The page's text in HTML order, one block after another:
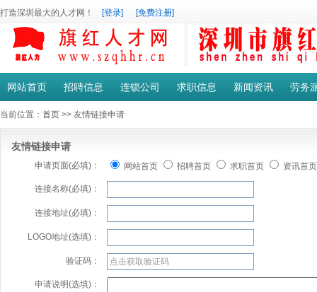
打造深圳最大的人才网！ [登录] [免费注册]
网站首页 招聘信息 连锁公司 求职信息 新闻资讯 劳务
当前位置： 首页 >> 友情链接申请
友情链接申请
申请页面(必填)： 网站首页 招聘首页 求职首页 资讯首页
连接名称(必填)：
连接地址(必填)：
LOGO地址(选填)：
验证码：
申请说明(选填)：